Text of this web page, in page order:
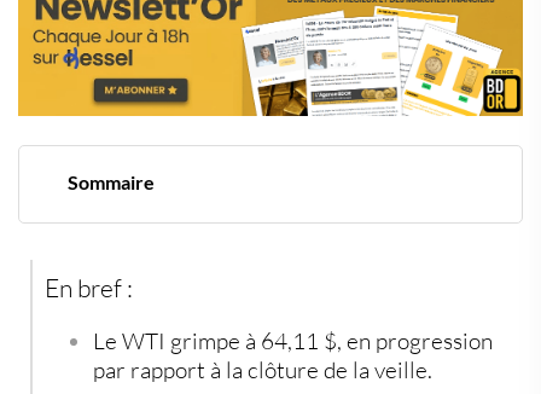
Sommaire
palpables
En bref :
Le WTI grimpe à 64,11 $, en progression
par rapport à la clôture de la veille.